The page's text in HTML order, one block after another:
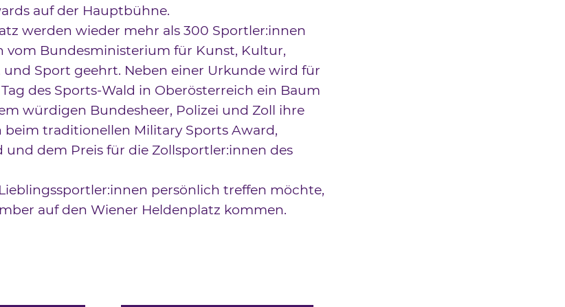
auf der Hauptbühne.
werden wieder mehr als 300 Sportler:innen
vom Bundesministerium für Kunst, Kultur,
Sport geehrt. Neben einer Urkunde wird für
des Sports-Wald in Oberösterreich ein Baum
würdigen Bundesheer, Polizei und Zoll ihre
beim traditionellen Military Sports Award,
und dem Preis für die Zollsportler:innen des
persönlich treffen möchte,
auf den Wiener Heldenplatz kommen.